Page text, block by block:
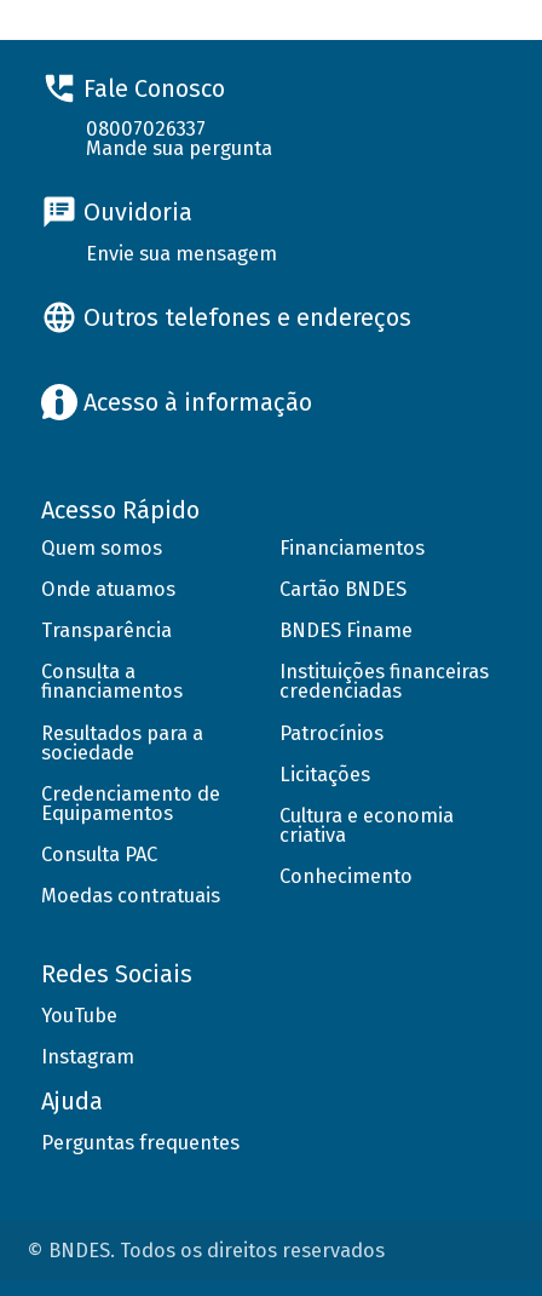
Fale Conosco
08007026337
Mande sua pergunta
Ouvidoria
Envie sua mensagem
Outros telefones e endereços
Acesso à informação
Acesso Rápido
Quem somos
Onde atuamos
Transparência
Consulta a
financiamentos
Resultados para a
sociedade
Credenciamento de
Equipamentos
Consulta PAC
Moedas contratuais
Financiamentos
Cartão BNDES
BNDES Finame
Instituições financeiras
credenciadas
Patrocínios
Licitações
Cultura e economia
criativa
Conhecimento
Redes Sociais
YouTube
Instagram
Ajuda
Perguntas frequentes
© BNDES. Todos os direitos reservados